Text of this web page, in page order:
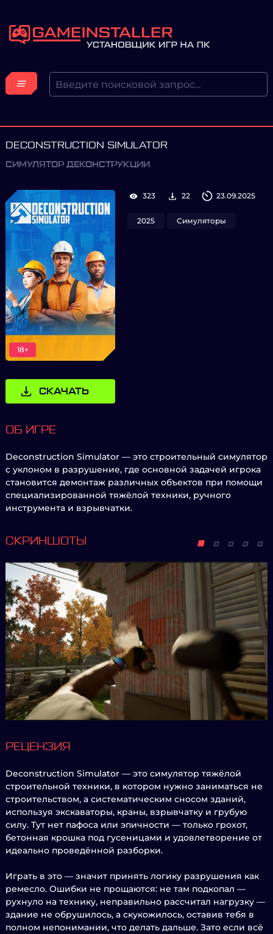
DECONSTRUCTION SIMULATOR
СИМУЛЯТОР ДЕКОНСТРУКЦИИ
18+
СКАЧАТЬ
323 22 23.09.2025
2025 Симуляторы
ОБ ИГРЕ
Deconstruction Simulator — это строительный симулятор
с уклоном в разрушение, где основной задачей игрока
становится демонтаж различных объектов при помощи
специализированной тяжёлой техники, ручного
инструмента и взрывчатки.
СКРИНШОТЫ
РЕЦЕНЗИЯ
Deconstruction Simulator — это симулятор тяжёлой
строительной техники, в котором нужно заниматься не
строительством, а систематическим сносом зданий,
используя экскаваторы, краны, взрывчатку и грубую
силу. Тут нет пафоса или эпичности — только грохот,
бетонная крошка под гусеницами и удовлетворение от
идеально проведённой разборки.
Играть в это — значит принять логику разрушения как
ремесло. Ошибки не прощаются: не там подкопал —
рухнуло на технику, неправильно рассчитал нагрузку —
здание не обрушилось, а скукожилось, оставив тебя в
полном непонимании, что делать дальше. Зато если всё